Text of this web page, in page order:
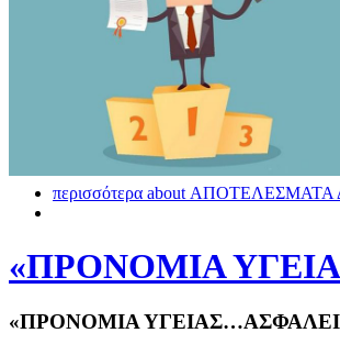
περισσότερα about ΑΠΟΤΕΛΕΣΜΑΤΑ
«ΠΡΟΝΟΜΙΑ
«ΠΡΟΝΟΜΙΑ